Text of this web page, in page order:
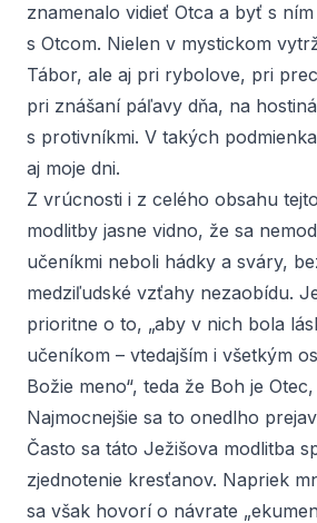
znamenalo vidieť Otca a byť s
s Otcom. Nielen v mystickom
Tábor, ale aj pri rybolove, pri
pri znášaní páľavy dňa, na
s protivníkmi. V takých
aj moje dni.
Z vrúcnosti i z celého obsahu
modlitby jasne vidno, že sa
učeníkmi neboli hádky a sváry,
medziľudské vzťahy nezaobídu.
prioritne o to, „aby v nich bola
učeníkom – vtedajším i všetkým
Božie meno“, teda že Boh je
Najmocnejšie sa to onedlho
Často sa táto Ježišova modlitba
zjednotenie kresťanov. Napriek
sa však hovorí o návrate